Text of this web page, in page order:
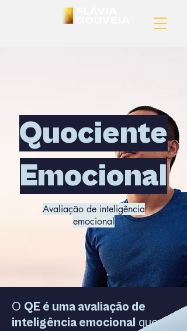
Quociente
Emocional
Avaliação de inteligência
emocional
O QE é uma avaliação de
inteligência emocional que